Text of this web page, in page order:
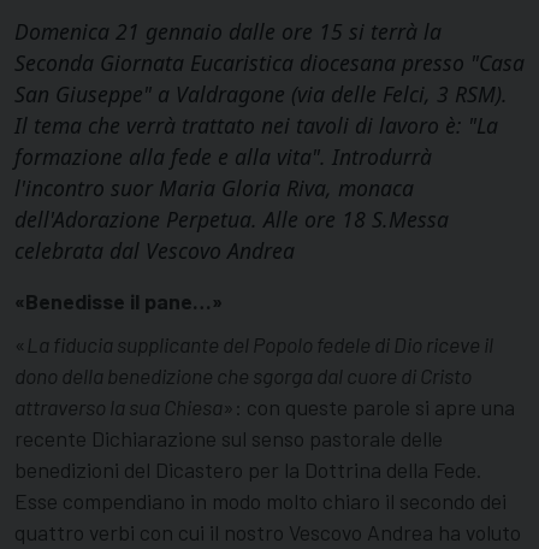
Domenica 21 gennaio dalle ore 15 si terrà la
Seconda Giornata Eucaristica diocesana presso "Casa
San Giuseppe" a Valdragone (via delle Felci, 3 RSM).
Il tema che verrà trattato nei tavoli di lavoro è: "La
formazione alla fede e alla vita". Introdurrà
l'incontro suor Maria Gloria Riva, monaca
dell'Adorazione Perpetua. Alle ore 18 S.Messa
celebrata dal Vescovo Andrea
«Benedisse il pane…»
« La fiducia supplicante del Popolo fedele di Dio riceve il
dono della benedizione che sgorga dal cuore di Cristo
attraverso la sua Chiesa»: con queste parole si apre una
recente Dichiarazione sul senso pastorale delle
benedizioni del Dicastero per la Dottrina della Fede.
Esse compendiano in modo molto chiaro il secondo dei
quattro verbi con cui il nostro Vescovo Andrea ha voluto